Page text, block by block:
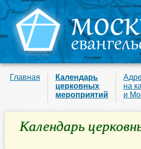
Главная
Календарь
церковных
мероприятий
на
и
Календарь